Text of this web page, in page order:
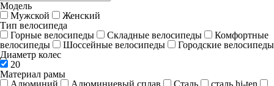
Модель
Мужской
Женский
Тип велосипеда
Горные велосипеды
Складные велосипеды
Комфортные
велосипеды
Шоссейные велосипеды
Городские велосипеды
Диаметр колес
20
Материал рамы
Алюминий
Алюминиевый сплав Сталь
сталь hi-ten